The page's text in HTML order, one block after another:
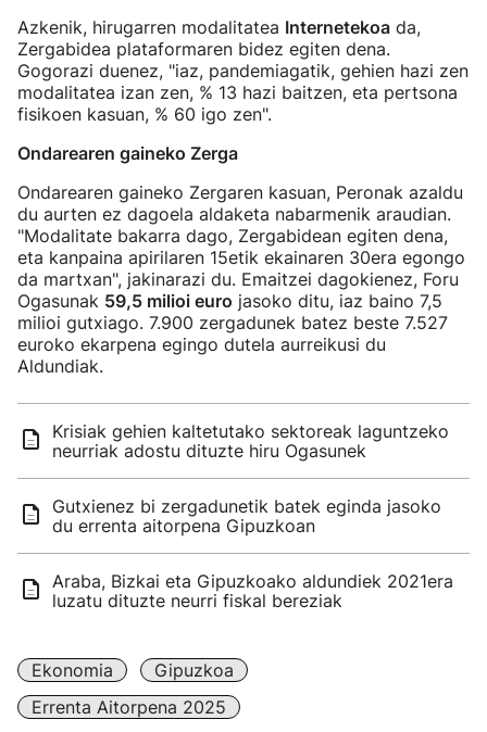
Azkenik, hirugarren modalitatea Internetekoa da,
Zergabidea plataformaren bidez egiten dena.
Gogorazi duenez, "iaz, pandemiagatik, gehien hazi zen
modalitatea izan zen, % 13 hazi baitzen, eta pertsona
fisikoen kasuan, % 60 igo zen".
Ondarearen gaineko Zerga
Ondarearen gaineko Zergaren kasuan, Peronak azaldu
du aurten ez dagoela aldaketa nabarmenik araudian.
"Modalitate bakarra dago, Zergabidean egiten dena,
eta kanpaina apirilaren 15etik ekainaren 30era egongo
da martxan", jakinarazi du. Emaitzei dagokienez, Foru
Ogasunak 59,5 milioi euro jasoko ditu, iaz baino 7,5
milioi gutxiago. 7.900 zergadunek batez beste 7.527
euroko ekarpena egingo dutela aurreikusi du
Aldundiak.
Krisiak gehien kaltetutako sektoreak laguntzeko
neurriak adostu dituzte hiru Ogasunek
Gutxienez bi zergadunetik batek eginda jasoko
du errenta aitorpena Gipuzkoan
Araba, Bizkai eta Gipuzkoako aldundiek 2021era
luzatu dituzte neurri fiskal bereziak
Ekonomia
Gipuzkoa
Errenta Aitorpena 2025